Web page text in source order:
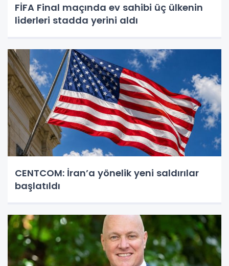
FİFA Final maçında ev sahibi üç ülkenin
liderleri stadda yerini aldı
CENTCOM: İran’a yönelik yeni saldırılar
başlatıldı